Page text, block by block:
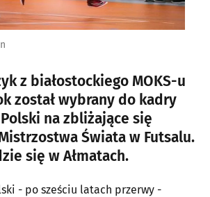
z białostockiego MOKS-u
został wybrany do kadry
na zbliżające się
Świata w Futsalu.
się w Ałmatach.
- po sześciu latach przerwy -